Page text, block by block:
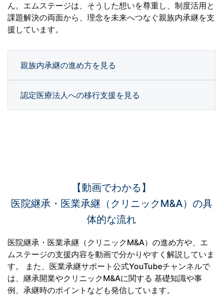
ん。エムステージは、そうした想いを尊重し、制度活用と
課題解決の両面から、理念を未来へつなぐ親族内承継を支
援しています。
親族内承継の進め方を見る
認定医療法人への移行支援を見る
【動画でわかる】
医院継承・医業承継（クリニックM&A）の具
体的な流れ
医院継承・医業承継（クリニックM&A）の進め方や、エ
ムステージの支援内容を動画で分かりやすく解説していま
す。
また、医業承継サポート公式YouTubeチャンネルで
は、継承開業やクリニックM&Aに関する 基礎知識や事
例、承継時のポイントなども発信しています。